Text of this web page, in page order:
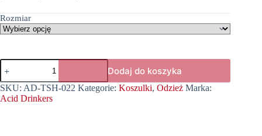
Rozmiar
ilość
Koszulka
Acid
Drinkers
-
Dodaj do koszyka
SKU: AD-TSH-022 Kategorie: Koszulki, Odzież Marka:
Acid Drinkers